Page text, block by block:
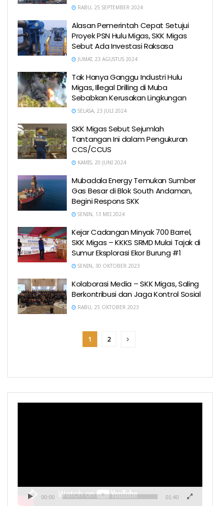
RABU, 25 SEPTEMBER 2024
Alasan Pemerintah Cepat Setujui
Proyek PSN Hulu Migas, SKK Migas
Sebut Ada Investasi Raksasa
JUMAT, 23 AGUSTUS 2024
Tak Hanya Ganggu Industri Hulu
Migas, Illegal Drilling di Muba
Sebabkan Kerusakan Lingkungan
SELASA, 23 JULI 2024
SKK Migas Sebut Sejumlah
Tantangan Ini dalam Pengukuran
CCS/CCUS
KAMIS, 20 JUNI 2024
Mubadala Energy Temukan Sumber
Gas Besar di Blok South Andaman,
Begini Respons SKK
SENIN, 13 MEI 2024
Kejar Cadangan Minyak 700 Barrel,
SKK Migas – KKKS SRMD Mulai Tajak di
Sumur Eksplorasi Ekor Burung #1
SENIN, 30 OKTOBER 2023
Kolaborasi Media – SKK Migas, Saling
Berkontribusi dan Jaga Kontrol Sosial
RABU, 25 OKTOBER 2023
1 2
00:00 01:40